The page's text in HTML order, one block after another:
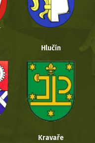
Hlučín
Kravaře